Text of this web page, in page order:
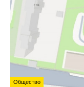
Общество